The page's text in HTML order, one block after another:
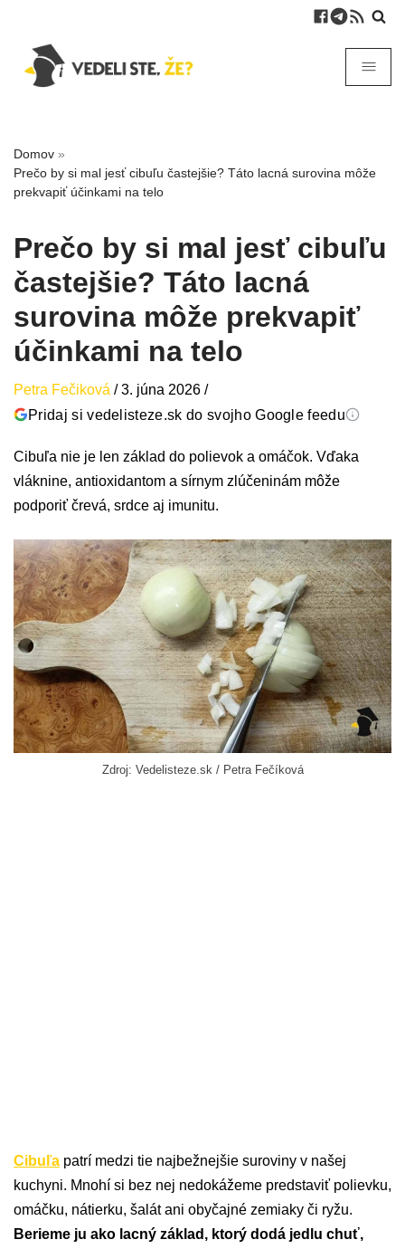
Domov »
Prečo by si mal jesť cibuľu častejšie? Táto lacná surovina môže
prekvapiť účinkami na telo
Prečo by si mal jesť cibuľu
častejšie? Táto lacná
surovina môže prekvapiť
účinkami na telo
Petra Fečiková /3. júna 2026 /
Pridaj si vedelisteze.sk do svojho Google feedu
Cibuľa nie je len základ do polievok a omáčok. Vďaka
vláknine, antioxidantom a sírnym zlúčeninám môže
podporiť črevá, srdce aj imunitu.
Zdroj: Vedelisteze.sk / Petra Fečíková
Cibuľa patrí medzi tie najbežnejšie suroviny v našej
kuchyni. Mnohí si bez nej nedokážeme predstaviť polievku,
omáčku, nátierku, šalát ani obyčajné zemiaky či ryžu.
Berieme ju ako lacný základ, ktorý dodá jedlu chuť,